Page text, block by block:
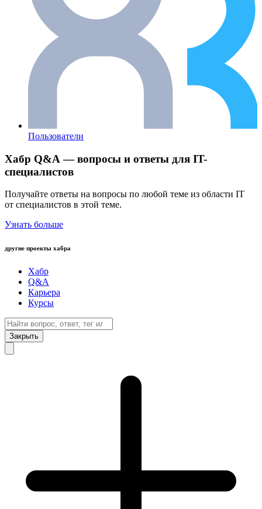
Пользователи
Хабр Q&A — вопросы и ответы для IT-
специалистов
Получайте ответы на вопросы по любой теме из области IT
от специалистов в этой теме.
Узнать больше
другие проекты хабра
Хабр
Q&A
Карьера
Курсы
Закрыть